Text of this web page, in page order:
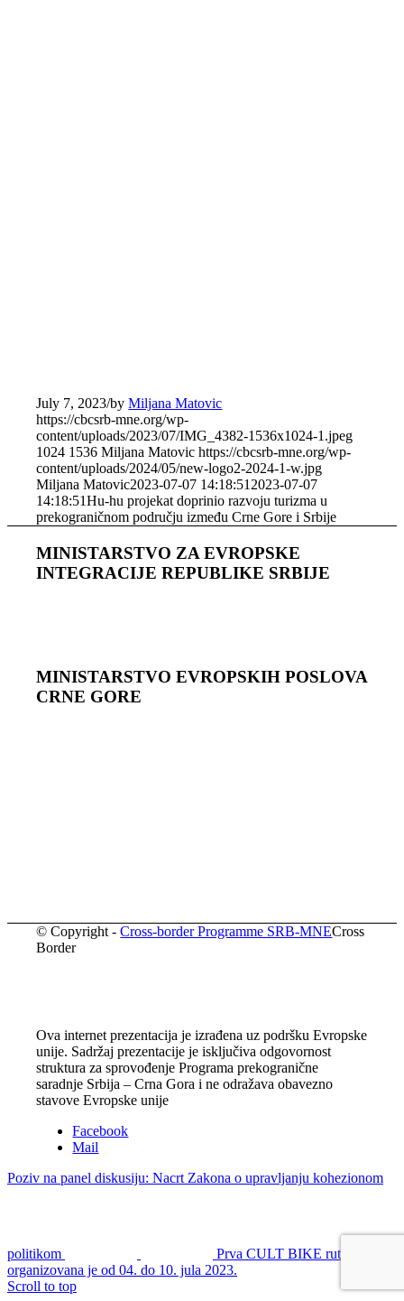
July 7, 2023/byMiljana Matovic
https://cbcsrb-mne.org/wp-
content/uploads/2023/07/IMG_4382-1536x1024-1.jpeg
1024 1536 Miljana Matovic https://cbcsrb-mne.org/wp-
content/uploads/2024/05/new-logo2-2024-1-w.jpg
Miljana Matovic2023-07-07 14:18:51 2023-07-07
14:18:51Hu-hu projekat doprinio razvoju turizma u
prekograničnom području između Crne Gore i Srbije
MINISTARSTVO ZA EVROPSKE
INTEGRACIJE REPUBLIKE SRBIJE
MINISTARSTVO EVROPSKIH POSLOVA
CRNЕ GORЕ
© Copyright -Cross-border Programme SRB-MNECross
Border
Ova internet prezentacija je izrađena uz podršku Evropske
unije. Sadržaj prezentacije je isključiva odgovornost
struktura za sprovođenje Programa prekogranične
saradnje Srbija – Crna Gora i ne odražava obavezno
stavove Evropske unije
Facebook
Mail
Poziv na panel diskusiju: Nacrt Zakona o upravljanju kohezionom
politikom
Prva CULT BIKE ruta
organizovana je od 04. do 10. jula 2023.
Scroll to top